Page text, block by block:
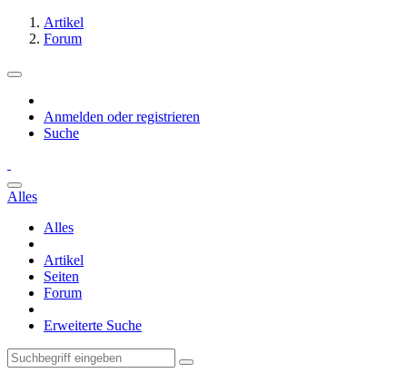
Artikel
Forum
Anmelden oder registrieren
Suche
Alles
Alles
Artikel
Seiten
Forum
Erweiterte Suche